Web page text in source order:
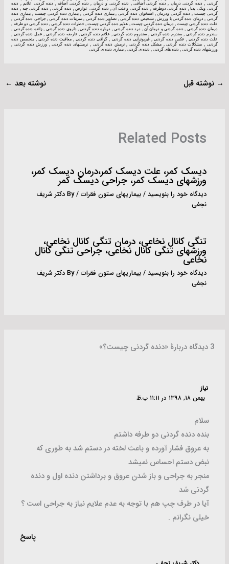
گردنی , دنده گردنی درمان , دنده گردنی اضافی , دنده گردنی و درمان , دنده گردنی اضافه , دنده گردنی علایم , دنده
گردنی ویکی پدیا , دنده گردنی دوطرفه , دنده گردنی وعلت آن , دنده گردنی عوارض , دنده گردنی , دنده گردنی چیه , دنده
گردنی چیست , دنده گردنی ودرمان , استخوان دنده گردنی , بیماری دنده گردنی , بیماری دنده گردنی چیست , بیماری دنده
گردنی , درمان دنده گردنی با ورزش , تشخیص دنده گردنی , تصاویر دنده گردنی , تمرینات دنده گردنی , جراحی دنده گردنی ,
علت دنده گردنی چیست , درمان دنده گردنی چیست , علایم دنده گردنی چیست , خطرات دنده گردنی , دنده گردنی دو طرفه ,
درمان دنده گردنی , دنده گردنی و درمان آن , درد دنده گردنی , درباره دنده گردنی , داروی دنده گردنی , زائده دنده گردنی ,
سندرم دنده گردنی , سندرم دنده گردنی , سندروم دنده گردنی , علائم دنده گردنی , عارضه دنده گردنی , عمل دنده گردنی ,
علت دنده گردنی , عکس دنده گردنی , فیزیوتراپی دنده گردنی , گرافی دنده گردنی , معافیت دنده گردنی , متخصص دنده
گردنی , مشکلات دنده گردنی , مشکل دنده گردنی , نرمش دنده گردنی , نرمشهای دنده گردنی , ورزش دنده گردنی ,
ورزشهای دنده گردنی , دنده های گردنی , دنده ی گردنی , بیماری دنده ی گردنی
→ نوشته قبل نوشته بعد ←
Related Posts
دیسک کمر، علت دیسک کمر،درمان دیسک کمر،
ورزشهای دیسک کمر، جراحی دیسک کمر
دیدگاه‌ خود را بنویسید /بیماریهای ستون فقرات / By
دکتر شریف
نجفی
تنگی کانال نخاعى، درمان تنگی کانال نخاعی،
ورزشهای تنگی کانال نخاعی، جراحی تنگی کانال
نخاعی
دیدگاه‌ خود را بنویسید /بیماریهای ستون فقرات / By
دکتر شریف
نجفی
3 دیدگاه دربارهٔ «دنده گردنی چیست؟»
نیاز
بهمن ۱۸, ۱۳۹۸ در ۱۱:۱۱ ب.ظ
سلام
بنده دنده گردنی دو طرفه داشتم
به عروق فشار آورده و باعث لخته در دستم شد به طوری که
نبض دستم احساس نمیشد
منجر به جراحی و باز شدن عروق و برداشتن دنده اول و دنده
گردنی شد
آیا در طرف چپ هم با توجه به عدم علایم نیاز به جراحی است ؟
خیلی نگرانم .
پاسخ